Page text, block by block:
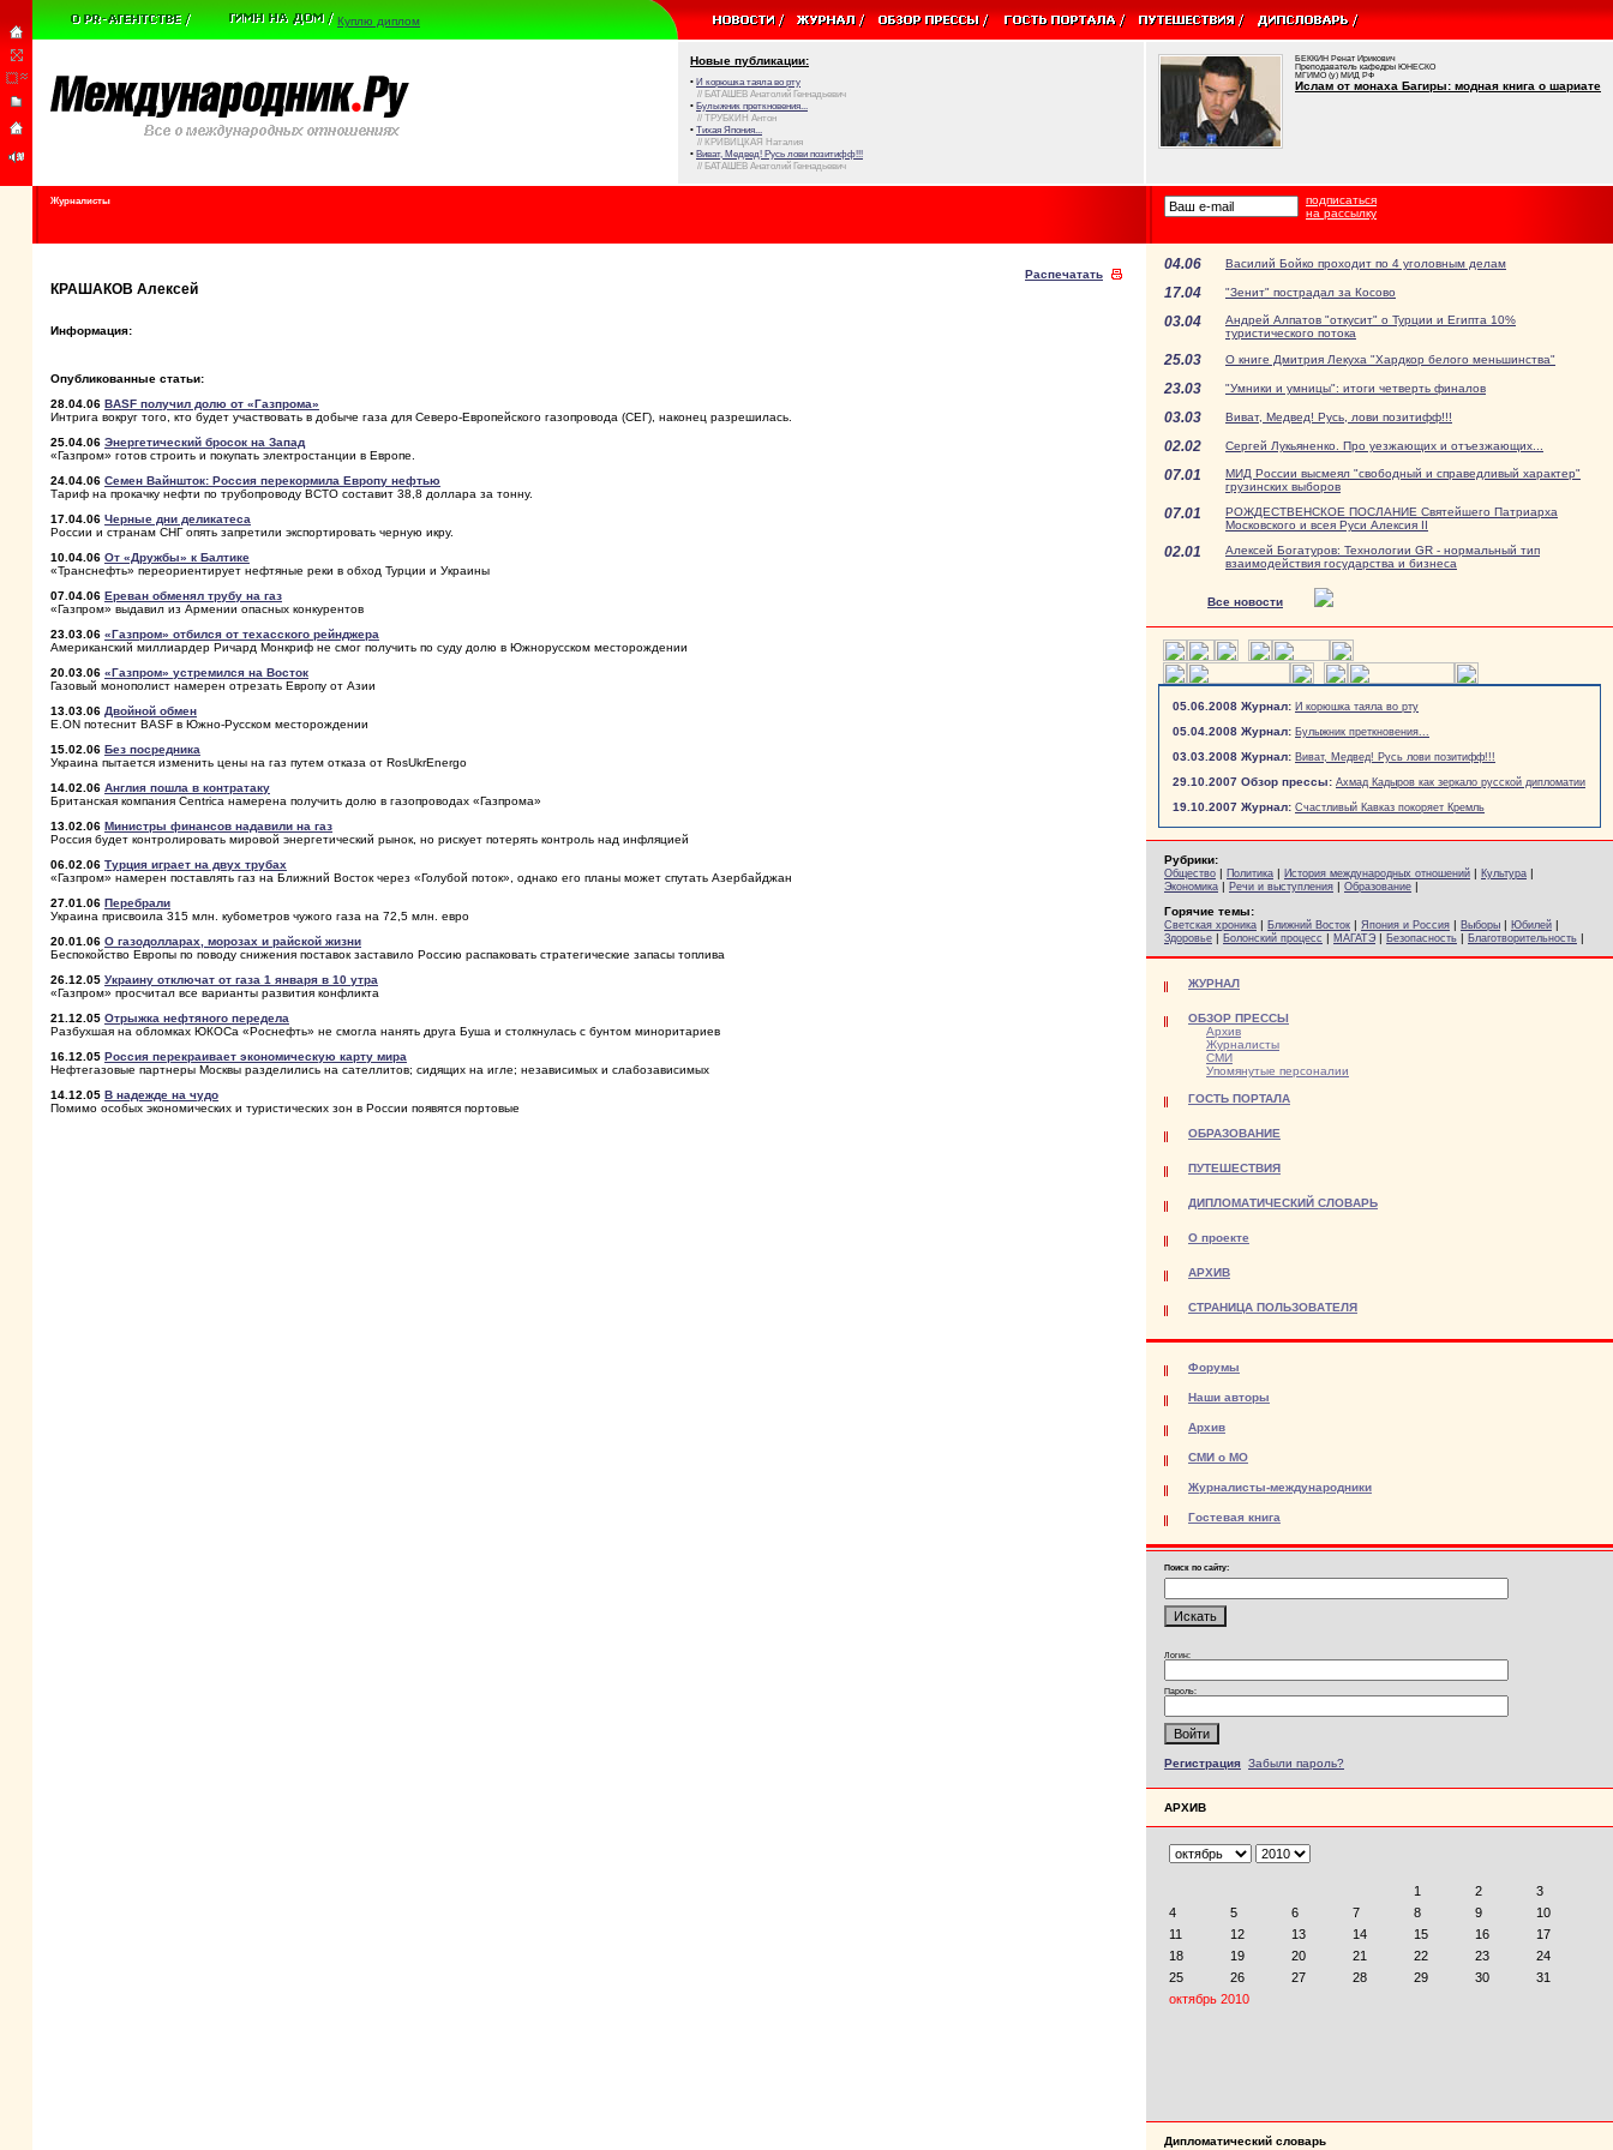
Куплю диплом
Новые публикации:
• И корюшка таяла во рту
// БАТАШЕВ Анатолий Геннадьевич
• Булыжник преткновения...
// ТРУБКИН Антон
• Тихая Япония...
// КРИВИЦКАЯ Наталия
• Виват, Медвед! Русь лови позитифф!!!
// БАТАШЕВ Анатолий Геннадьевич
БЕККИН Ренат Ирикович
Преподаватель кафедры ЮНЕСКО
МГИМО (у) МИД РФ
Ислам от монаха Багиры: модная книга о шариате
Журналисты
подписаться
на рассылку
Распечатать
КРАШАКОВ Алексей
Информация:
Опубликованные статьи:
28.04.06 BASF получил долю от «Газпрома»
Интрига вокруг того, кто будет участвовать в добыче газа для Северо-Европейского газопровода (СЕГ), наконец разрешилась.
25.04.06 Энергетический бросок на Запад
«Газпром» готов строить и покупать электростанции в Европе.
24.04.06 Семен Вайншток: Россия перекормила Европу нефтью
Тариф на прокачку нефти по трубопроводу ВСТО составит 38,8 доллара за тонну.
17.04.06 Черные дни деликатеса
России и странам СНГ опять запретили экспортировать черную икру.
10.04.06 От «Дружбы» к Балтике
«Транснефть» переориентирует нефтяные реки в обход Турции и Украины
07.04.06 Ереван обменял трубу на газ
«Газпром» выдавил из Армении опасных конкурентов
23.03.06 «Газпром» отбился от техасского рейнджера
Американский миллиардер Ричард Монкриф не смог получить по суду долю в Южнорусском месторождении
20.03.06 «Газпром» устремился на Восток
Газовый монополист намерен отрезать Европу от Азии
13.03.06 Двойной обмен
E.ON потеснит BASF в Южно-Русском месторождении
15.02.06 Без посредника
Украина пытается изменить цены на газ путем отказа от RosUkrEnergo
14.02.06 Англия пошла в контратаку
Британская компания Centrica намерена получить долю в газопроводах «Газпрома»
13.02.06 Министры финансов надавили на газ
Россия будет контролировать мировой энергетический рынок, но рискует потерять контроль над инфляцией
06.02.06 Турция играет на двух трубах
«Газпром» намерен поставлять газ на Ближний Восток через «Голубой поток», однако его планы может спутать Азербайджан
27.01.06 Перебрали
Украина присвоила 315 млн. кубометров чужого газа на 72,5 млн. евро
20.01.06 О газодолларах, морозах и райской жизни
Беспокойство Европы по поводу снижения поставок заставило Россию распаковать стратегические запасы топлива
26.12.05 Украину отключат от газа 1 января в 10 утра
«Газпром» просчитал все варианты развития конфликта
21.12.05 Отрыжка нефтяного передела
Разбухшая на обломках ЮКОСа «Роснефть» не смогла нанять друга Буша и столкнулась с бунтом миноритариев
16.12.05 Россия перекраивает экономическую карту мира
Нефтегазовые партнеры Москвы разделились на сателлитов; сидящих на игле; независимых и слабозависимых
14.12.05 В надежде на чудо
Помимо особых экономических и туристических зон в России появятся портовые
04.06 Василий Бойко проходит по 4 уголовным делам
17.04 "Зенит" пострадал за Косово
03.04
Андрей Алпатов "откусит" о Турции и Египта 10%
туристического потока
25.03 О книге Дмитрия Лекуха "Хардкор белого меньшинства"
23.03 "Умники и умницы": итоги четверть финалов
03.03 Виват, Медвед! Русь, лови позитифф!!!
02.02 Сергей Лукьяненко. Про уезжающих и отъезжающих...
07.01
МИД России высмеял "свободный и справедливый характер"
грузинских выборов
07.01
РОЖДЕСТВЕНСКОЕ ПОСЛАНИЕ Святейшего Патриарха
Московского и всея Руси Алексия II
02.01
Алексей Богатуров: Технологии GR - нормальный тип
взаимодействия государства и бизнеса
Все новости
05.06.2008 Журнал: И корюшка таяла во рту
05.04.2008 Журнал: Булыжник преткновения...
03.03.2008 Журнал: Виват, Медвед! Русь лови позитифф!!!
29.10.2007 Обзор прессы: Ахмад Кадыров как зеркало русской дипломатии
19.10.2007 Журнал: Счастливый Кавказ покоряет Кремль
Рубрики:
Общество | Политика | История международных отношений | Культура |
Экономика | Речи и выступления | Образование |
Горячие темы:
Светская хроника | Ближний Восток | Япония и Россия | Выборы | Юбилей |
Здоровье | Болонский процесс | МАГАТЭ | Безопасность | Благотворительность |
ЖУРНАЛ
ОБЗОР ПРЕССЫ
Архив
Журналисты
СМИ
Упомянутые персоналии
ГОСТЬ ПОРТАЛА
ОБРАЗОВАНИЕ
ПУТЕШЕСТВИЯ
ДИПЛОМАТИЧЕСКИЙ СЛОВАРЬ
О проекте
АРХИВ
СТРАНИЦА ПОЛЬЗОВАТЕЛЯ
Форумы
Наши авторы
Архив
СМИ о МО
Журналисты-международники
Гостевая книга
Поиск по сайту:
Логин:
Пароль:
Регистрация Забыли пароль?
АРХИВ
Дипломатический словарь